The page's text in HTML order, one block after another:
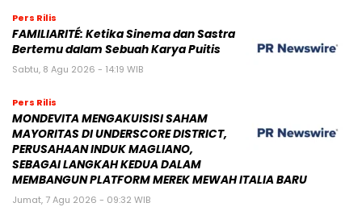
Pers Rilis
FAMILIARITÉ: Ketika Sinema dan Sastra
Bertemu dalam Sebuah Karya Puitis
Sabtu, 8 Agu 2026 - 14:19 WIB
Pers Rilis
MONDEVITA MENGAKUISISI SAHAM
MAYORITAS DI UNDERSCORE DISTRICT,
PERUSAHAAN INDUK MAGLIANO,
SEBAGAI LANGKAH KEDUA DALAM
MEMBANGUN PLATFORM MEREK MEWAH ITALIA BARU
Jumat, 7 Agu 2026 - 09:32 WIB